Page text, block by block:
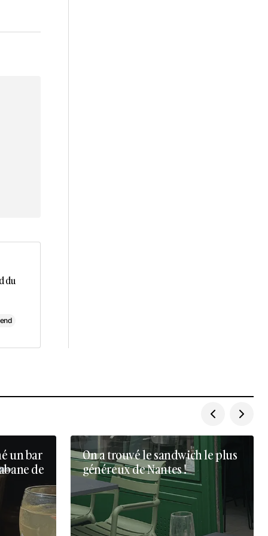
du
un bar
de
On a trouvé le sandwich le plus
généreux de Nantes !